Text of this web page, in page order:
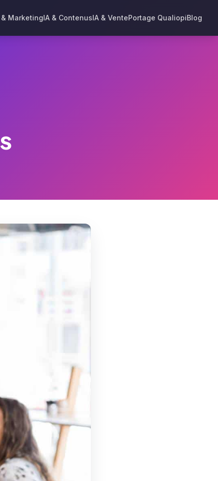
& MarketingIA & ContenusIA & VentePortage QualiopiBlog